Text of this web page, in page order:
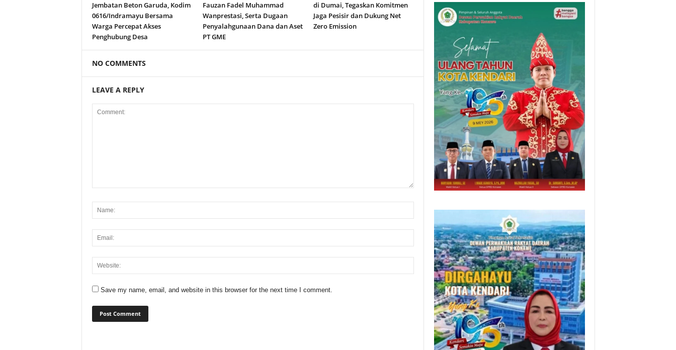
Jembatan Beton Garuda, Kodim
0616/Indramayu Bersama
Warga Percepat Akses
Penghubung Desa
Fauzan Fadel Muhammad
Wanprestasi, Serta Dugaan
Penyalahgunaan Dana dan Aset
PT GME
di Dumai, Tegaskan Komitmen
Jaga Pesisir dan Dukung Net
Zero Emission
NO COMMENTS
LEAVE A REPLY
Save my name, email, and website in this browser for the next time I comment.